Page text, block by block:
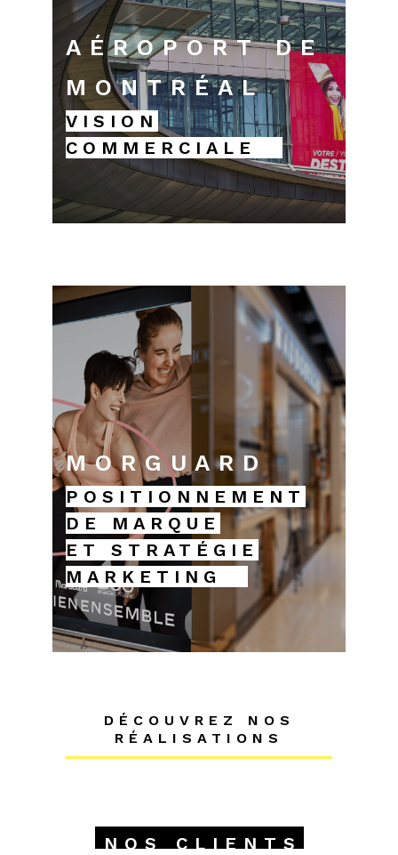
AÉROPORT DE
MONTRÉAL
VISION
COMMERCIALE
MORGUARD
POSITIONNEMENT
DE MARQUE
ET STRATÉGIE
MARKETING
DÉCOUVREZ NOS
RÉALISATIONS
NOS CLIENTS